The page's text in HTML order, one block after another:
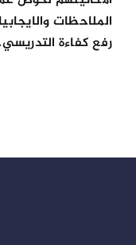
الملاحظات
رفع كفاءة التدريسي.